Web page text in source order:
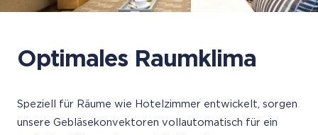
Optimales Raumklima
Speziell für Räume wie Hotelzimmer entwickelt, sorgen
unsere Gebläsekonvektoren vollautomatisch für ein